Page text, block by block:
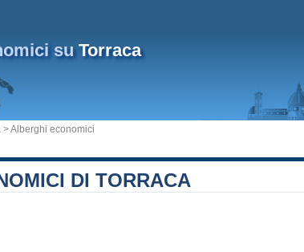
suTorraca
> Alberghi economici
DI TORRACA